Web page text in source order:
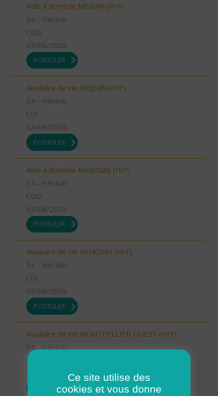
Aide à domicile MEJEAN (H/F)
34 - Hérault
CDD
03/08/2026
POSTULER
Auxiliaire de vie MEJEAN (H/F)
34 - Hérault
CDI
03/08/2026
POSTULER
Aide à domicile MIMOSAS (H/F)
34 - Hérault
CDD
03/08/2026
POSTULER
Auxiliaire de vie MIMOSAS (H/F)
34 - Hérault
CDI
03/08/2026
POSTULER
Auxiliaire de vie MONTPELLIER OUEST (H/F)
34 - Hérault
CDI
POSTULER
Ce site utilise des
cookies et vous donne